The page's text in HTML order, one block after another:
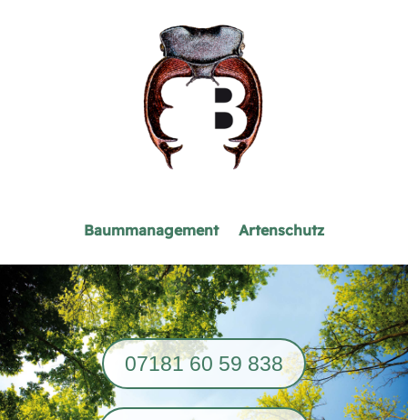
Baummanagement Artenschutz
07181 60 59 838